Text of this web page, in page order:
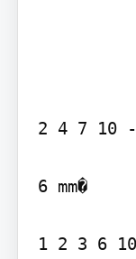
2 4 7 10
6 mm�
1 2 3 6